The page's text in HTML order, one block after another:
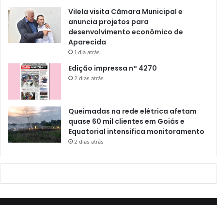
Vilela visita Câmara Municipal e
anuncia projetos para
desenvolvimento econômico de
Aparecida
1 dia atrás
Edição impressa n° 4270
2 dias atrás
Queimadas na rede elétrica afetam
quase 60 mil clientes em Goiás e
Equatorial intensifica monitoramento
2 dias atrás